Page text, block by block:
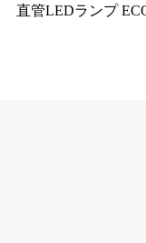
直管LEDランプ